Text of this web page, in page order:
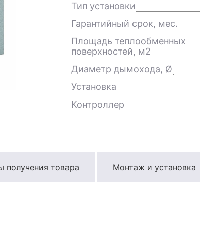
Тип установки
Гарантийный срок, мес.
Площадь теплообменных
поверхностей, м2
Диаметр дымохода, Ø
Установка
Контроллер
получения товара Монтаж и установка